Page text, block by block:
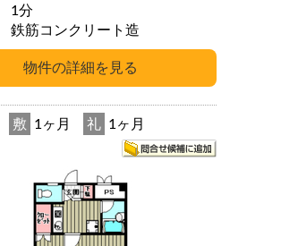
1分
鉄筋コンクリート造
敷 1ヶ月 礼 1ヶ月